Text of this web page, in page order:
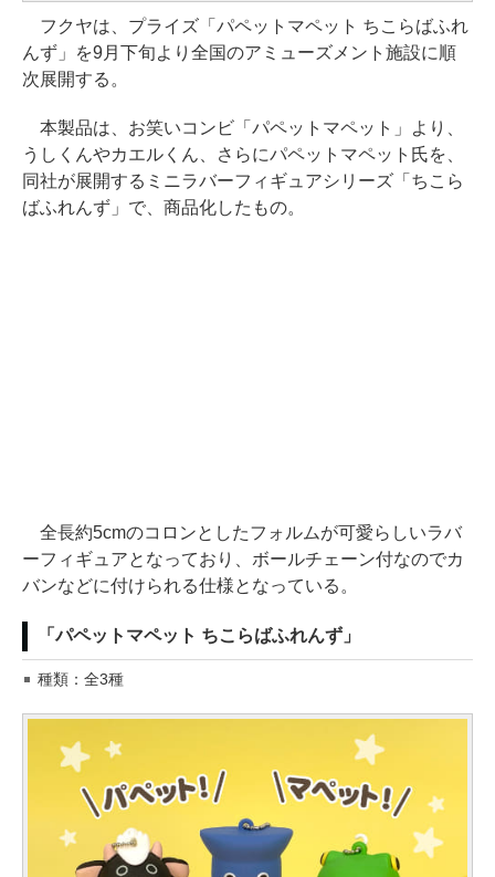
フクヤは、プライズ「パペットマペット ちこらばふれ
んず」を9月下旬より全国のアミューズメント施設に順
次展開する。
本製品は、お笑いコンビ「パペットマペット」より、
うしくんやカエルくん、さらにパペットマペット氏を、
同社が展開するミニラバーフィギュアシリーズ「ちこら
ばふれんず」で、商品化したもの。
全長約5cmのコロンとしたフォルムが可愛らしいラバ
ーフィギュアとなっており、ボールチェーン付なのでカ
バンなどに付けられる仕様となっている。
「パペットマペット ちこらばふれんず」
種類：全3種